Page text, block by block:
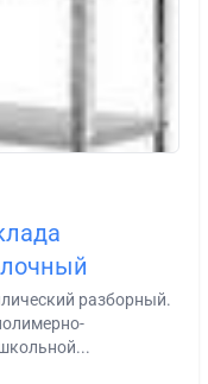
разборный.